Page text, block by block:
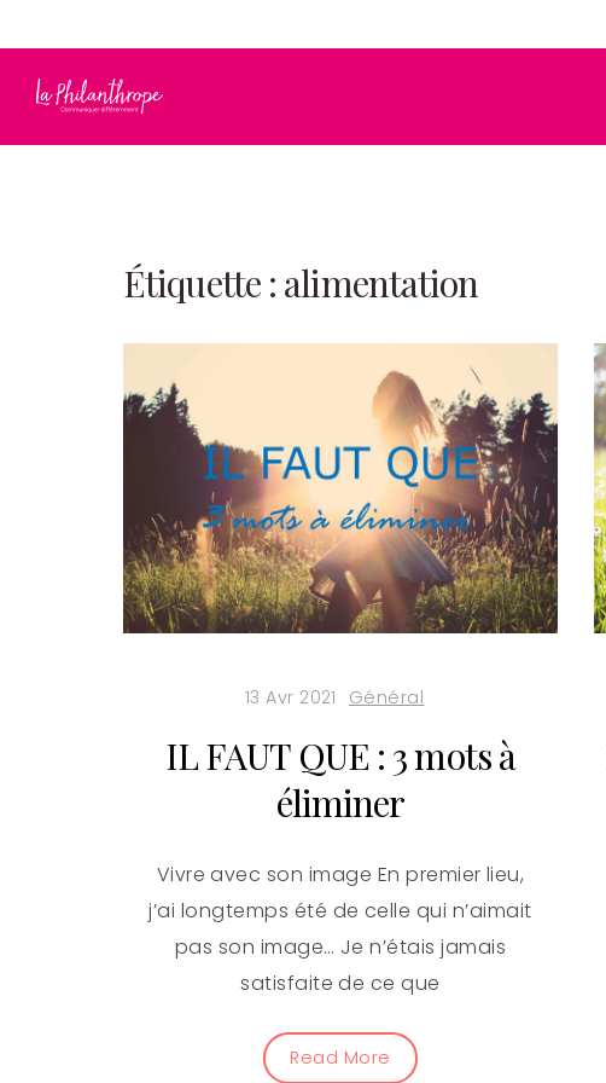
Étiquette : alimentation
13 Avr 2021 Général
IL FAUT QUE : 3 mots à
éliminer
Vivre avec son image En premier lieu,
j’ai longtemps été de celle qui n’aimait
pas son image… Je n’étais jamais
satisfaite de ce que
Read More